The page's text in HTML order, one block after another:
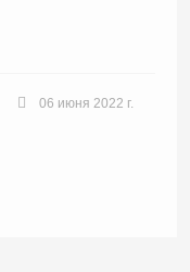
06 июня 2022 г.